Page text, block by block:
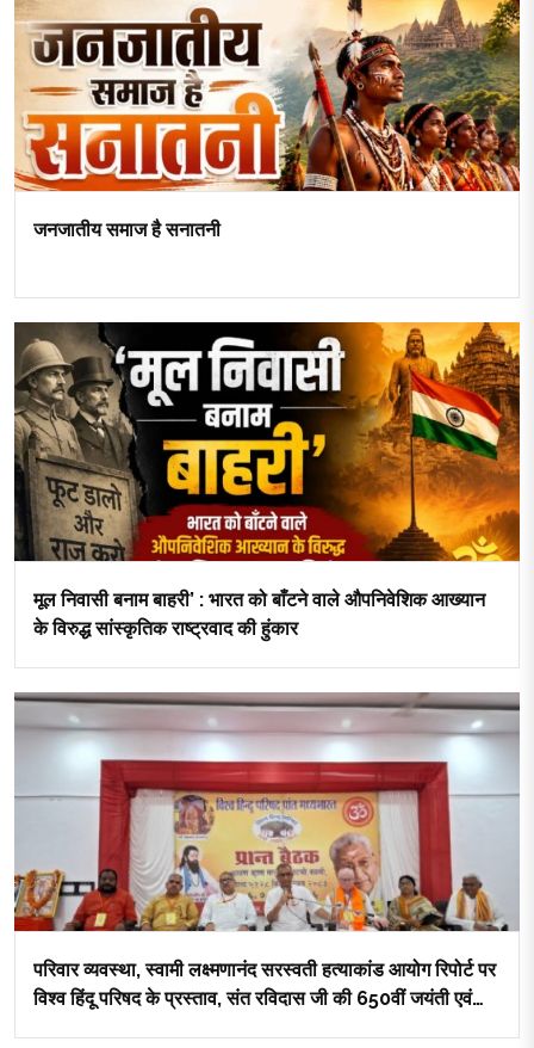
जनजातीय समाज है सनातनी
मूल निवासी बनाम बाहरी’ : भारत को बाँटने वाले औपनिवेशिक आख्यान
के विरुद्ध सांस्कृतिक राष्ट्रवाद की हुंकार
परिवार व्यवस्था, स्वामी लक्ष्मणानंद सरस्वती हत्याकांड आयोग रिपोर्ट पर
विश्व हिंदू परिषद के प्रस्ताव, संत रविदास जी की 650वीं जयंती एवं